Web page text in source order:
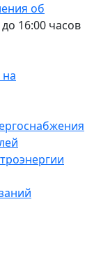
об
до 16:00 часов